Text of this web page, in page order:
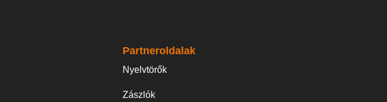
Partneroldalak
Nyelvtörők
Zászlók